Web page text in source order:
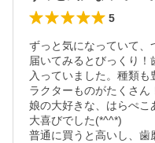
5
ずっと気になっていて、
届いてみるとびっくり
入っていました。種類
ラクターものがたくさん
娘の大好きな、はらぺこ
大喜びでした(*^^*)
普通に買うと高いし、